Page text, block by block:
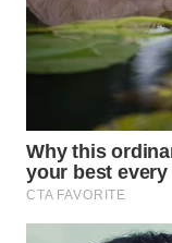
INDRAMAYU
WN
WN
MAJALENGKA